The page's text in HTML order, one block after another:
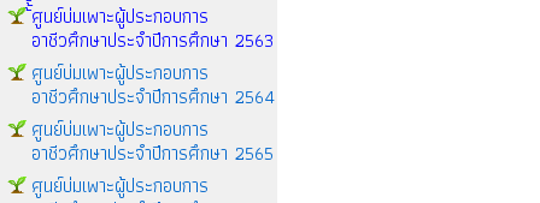
้้้ศูนย์บ่มเพาะผู้ประกอบการ
อาชีวศึกษาประจำปีการศึกษา 2563
ศูนย์บ่มเพาะผู้ประกอบการ
อาชีวศึกษาประจำปีการศึกษา 2564
ศูนย์บ่มเพาะผู้ประกอบการ
อาชีวศึกษาประจำปีการศึกษา 2565
ศูนย์บ่มเพาะผู้ประกอบการ